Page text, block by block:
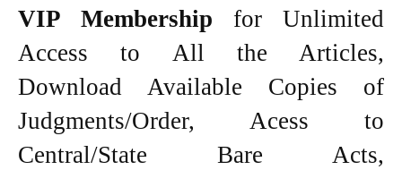
VIP Membership for Unlimited
Access to All the Articles,
Download Available Copies of
Judgments/Order, Acess to
Central/State Bare Acts,